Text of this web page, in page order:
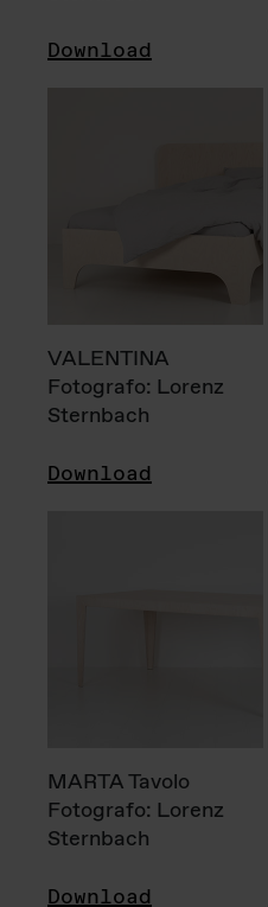
Download
VALENTINA
Fotografo: Lorenz
Sternbach
Download
MARTA Tavolo
Fotografo: Lorenz
Sternbach
Download